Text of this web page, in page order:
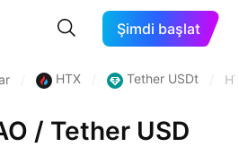
Şimdi başlat
HTX Tether USDt
/ Tether USD